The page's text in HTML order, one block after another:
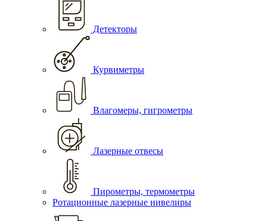
Детекторы
Курвиметры
Влагомеры, гигрометры
Лазерные отвесы
Пирометры, термометры
Ротационные лазерные нивелиры